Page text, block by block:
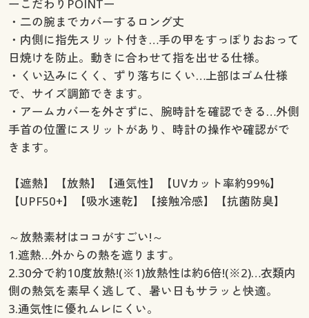
ーこだわりPOINTー
・二の腕までカバーするロング丈
・内側に指先スリット付き…手の甲をすっぽりおおって
日焼けを防止。動きに合わせて指を出せる仕様。
・くい込みにくく、ずり落ちにくい…上部はゴム仕様
で、サイズ調節できます。
・アームカバーを外さずに、腕時計を確認できる…外側
手首の位置にスリットがあり、時計の操作や確認がで
きます。
【遮熱】【放熱】【通気性】【UVカット率約99%】
【UPF50+】【吸水速乾】【接触冷感】【抗菌防臭】
～放熱素材はココがすごい!～
1.遮熱…外からの熱を遮ります。
2.30分で約10度放熱!(※1)放熱性は約6倍!(※2)…衣類内
側の熱気を素早く逃して、暑い日もサラッと快適。
3.通気性に優れムレにくい。